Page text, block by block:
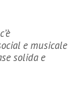
e musicale
solida e